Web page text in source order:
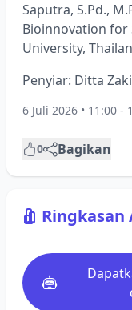
Saputra, S.Pd.,
Bioinnovation for
University,
Penyiar: Ditta
6 Juli 2026 • 11:00 -
0 Bagikan
Ringkasan